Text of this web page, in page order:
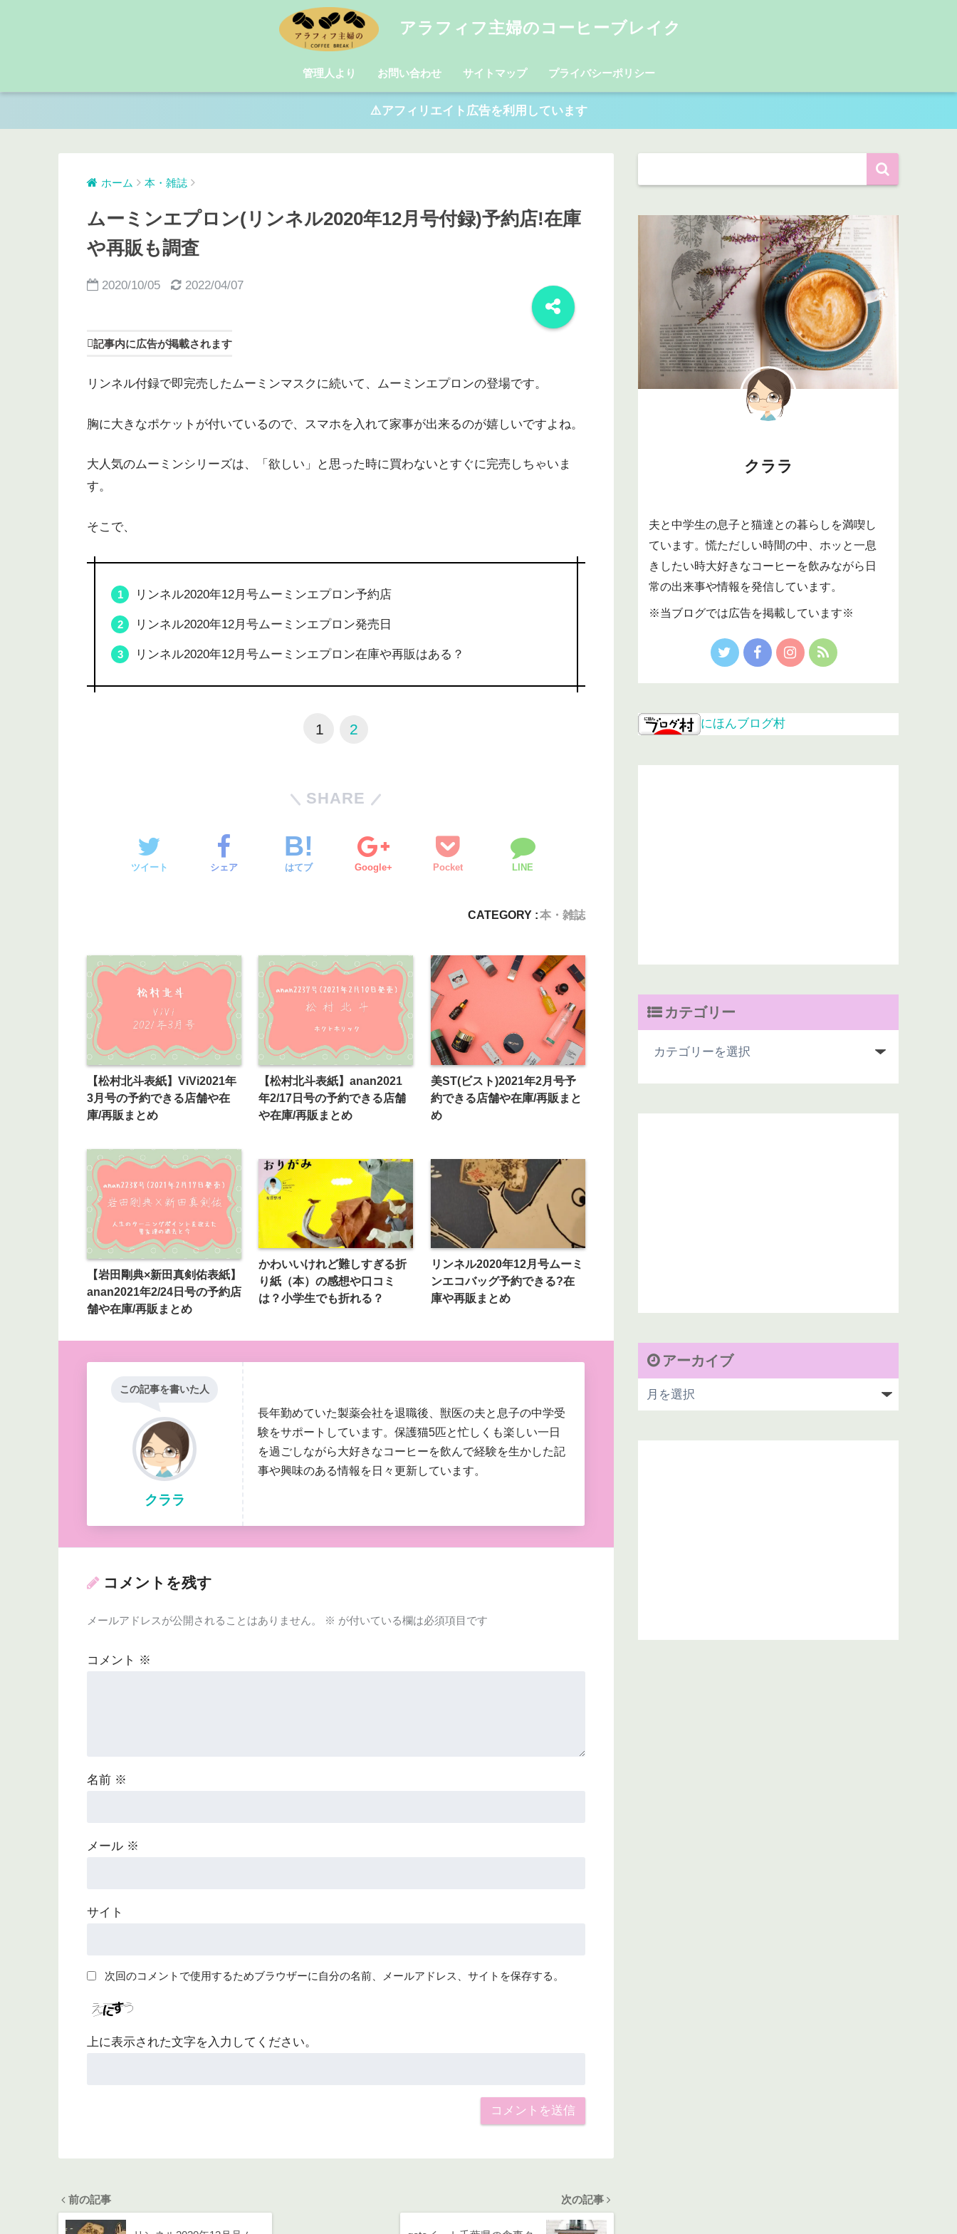
アラフィフ主婦のコーヒーブレイク
管理人より お問い合わせ サイトマップ プライバシーポリシー
⚠️アフィリエイト広告を利用しています
ホーム 本・雑誌
ムーミンエプロン(リンネル2020年12月号付録)予約店!在庫
や再販も調査
2020/10/05 2022/04/07
記事内に広告が掲載されます
リンネル付録で即完売したムーミンマスクに続いて、ムーミンエプロンの登場です。
胸に大きなポケットが付いているので、スマホを入れて家事が出来るのが嬉しいですよね。
大人気のムーミンシリーズは、「欲しい」と思った時に買わないとすぐに完売しちゃいま
す。
そこで、
リンネル2020年12月号ムーミンエプロン予約店
リンネル2020年12月号ムーミンエプロン発売日
リンネル2020年12月号ムーミンエプロン在庫や再販はある？
1 2
SHARE
ツイート シェア はてブ Google+ Pocket LINE
CATEGORY :本・雑誌
【松村北斗表紙】ViVi2021年
3月号の予約できる店舗や在
庫/再販まとめ
【松村北斗表紙】anan2021
年2/17日号の予約できる店舗
や在庫/再販まとめ
美ST(ビスト)2021年2月号予
約できる店舗や在庫/再販まと
め
【岩田剛典×新田真剣佑表紙】
anan2021年2/24日号の予約店
舗や在庫/再販まとめ
かわいいけれど難しすぎる折
り紙（本）の感想や口コミ
は？小学生でも折れる？
リンネル2020年12月号ムーミ
ンエコバッグ予約できる?在
庫や再販まとめ
この記事を書いた人
クララ
長年勤めていた製薬会社を退職後、獣医の夫と息子の中学受
験をサポートしています。保護猫5匹と忙しくも楽しい一日
を過ごしながら大好きなコーヒーを飲んで経験を生かした記
事や興味のある情報を日々更新しています。
コメントを残す
メールアドレスが公開されることはありません。 ※ が付いている欄は必須項目です
コメント ※
名前 ※
メール ※
サイト
次回のコメントで使用するためブラウザーに自分の名前、メールアドレス、サイトを保存する。
上に表示された文字を入力してください。
前の記事 次の記事
クララ
夫と中学生の息子と猫達との暮らしを満喫し
ています。慌ただしい時間の中、ホッと一息
きしたい時大好きなコーヒーを飲みながら日
常の出来事や情報を発信しています。
※当ブログでは広告を掲載しています※
にほんブログ村
カテゴリー
アーカイブ